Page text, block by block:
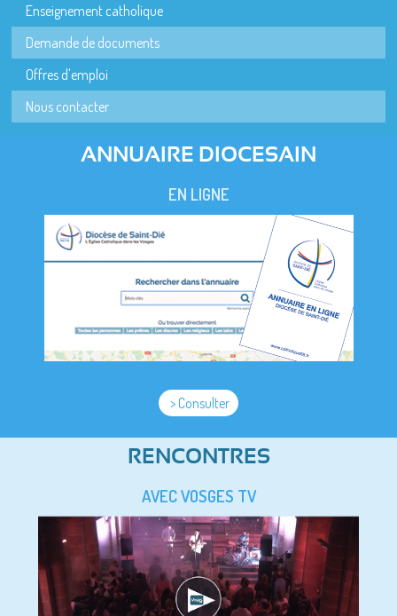
Enseignement catholique
Demande de documents
Offres d'emploi
Nous contacter
ANNUAIRE DIOCESAIN
EN LIGNE
> Consulter
RENCONTRES
AVEC VOSGES TV